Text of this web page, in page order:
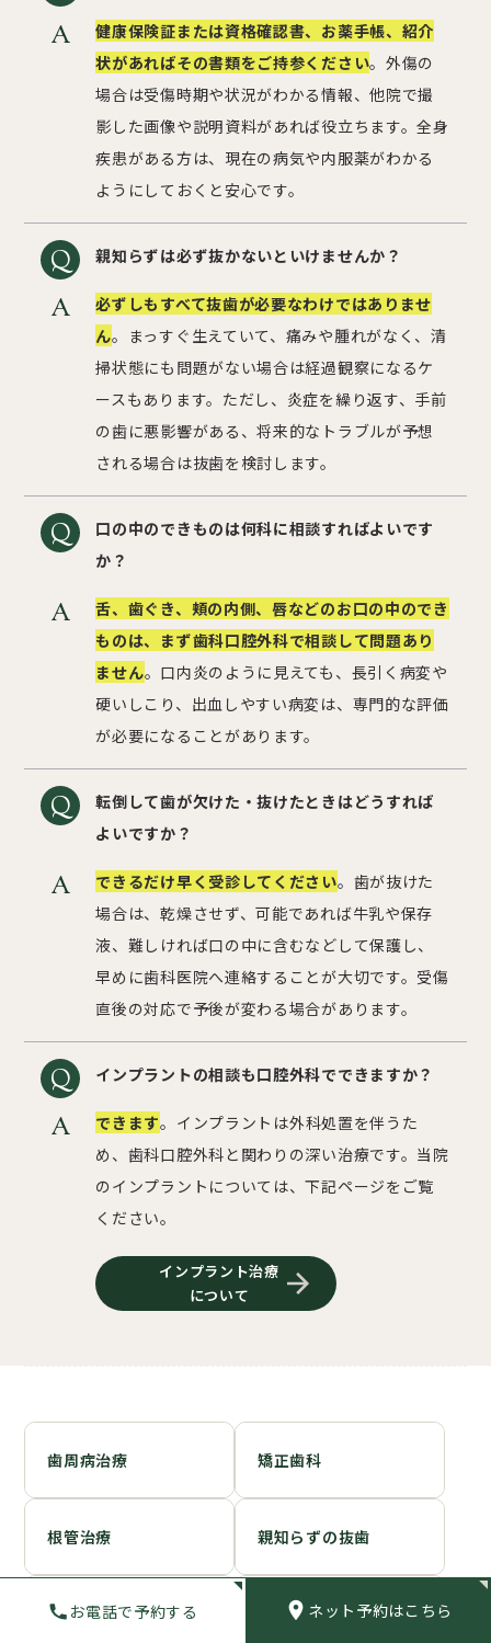
健康保険証または資格確認書、お薬手帳、紹介
状があればその書類をご持参ください。外傷の
場合は受傷時期や状況がわかる情報、他院で撮
影した画像や説明資料があれば役立ちます。全身
疾患がある方は、現在の病気や内服薬がわかる
ようにしておくと安心です。
親知らずは必ず抜かないといけませんか？
必ずしもすべて抜歯が必要なわけではありませ
ん。まっすぐ生えていて、痛みや腫れがなく、清
掃状態にも問題がない場合は経過観察になるケ
ースもあります。ただし、炎症を繰り返す、手前
の歯に悪影響がある、将来的なトラブルが予想
される場合は抜歯を検討します。
口の中のできものは何科に相談すればよいです
か？
舌、歯ぐき、頬の内側、唇などのお口の中のでき
ものは、まず歯科口腔外科で相談して問題あり
ません。口内炎のように見えても、長引く病変や
硬いしこり、出血しやすい病変は、専門的な評価
が必要になることがあります。
転倒して歯が欠けた・抜けたときはどうすれば
よいですか？
できるだけ早く受診してください。歯が抜けた
場合は、乾燥させず、可能であれば牛乳や保存
液、難しければ口の中に含むなどして保護し、
早めに歯科医院へ連絡することが大切です。受傷
直後の対応で予後が変わる場合があります。
インプラントの相談も口腔外科でできますか？
できます。インプラントは外科処置を伴うた
め、歯科口腔外科と関わりの深い治療です。当院
のインプラントについては、下記ページをご覧
ください。
インプラント治療
について
歯周病治療 矯正歯科
根管治療 親知らずの抜歯
ボツリヌストキシン注
射
マタニティ歯科（妊婦
健診）
お電話で予約する ネット予約はこちら